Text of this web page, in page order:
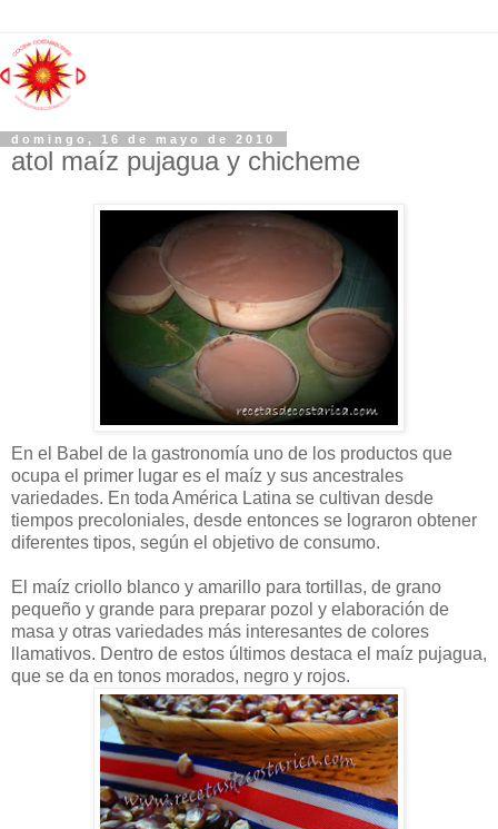
domingo, 16 de mayo de 2010
atol maíz pujagua y chicheme
En el Babel de la gastronomía uno de los productos que
ocupa el primer lugar es el maíz y sus ancestrales
variedades. En toda América Latina se cultivan desde
tiempos precoloniales, desde entonces se lograron obtener
diferentes tipos, según el objetivo de consumo.
El maíz criollo blanco y amarillo para tortillas, de grano
pequeño y grande para preparar pozol y elaboración de
masa y otras variedades más interesantes de colores
llamativos. Dentro de estos últimos destaca el maíz pujagua,
que se da en tonos morados, negro y rojos.